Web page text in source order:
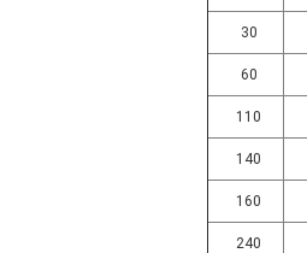
30
60
110
140
160
240